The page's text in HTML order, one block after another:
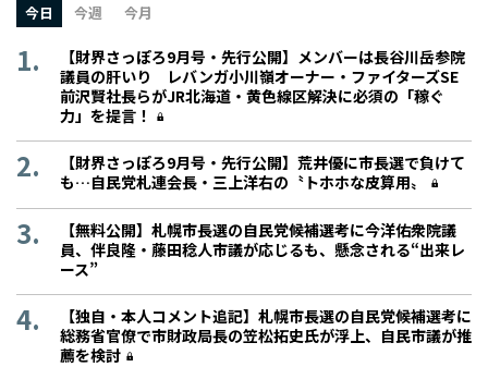
今日 今週 今月
【財界さっぽろ9月号・先行公開】メンバーは長谷川岳参院
議員の肝いり レバンガ小川嶺オーナー・ファイターズSE
前沢賢社長らがJR北海道・黄色線区解決に必須の「稼ぐ
力」を提言！
【財界さっぽろ9月号・先行公開】荒井優に市長選で負けて
も…自民党札連会長・三上洋右の〝トホホな皮算用〟
【無料公開】札幌市長選の自民党候補選考に今洋佑衆院議
員、伴良隆・藤田稔人市議が応じるも、懸念される“出来レ
ース”
【独自・本人コメント追記】札幌市長選の自民党候補選考に
総務省官僚で市財政局長の笠松拓史氏が浮上、自民市議が推
薦を検討